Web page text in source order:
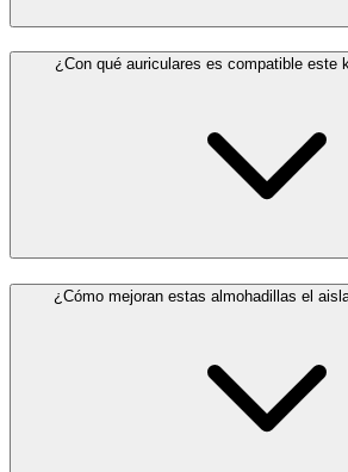
¿Con qué auriculares es compatible este
¿Cómo mejoran estas almohadillas el